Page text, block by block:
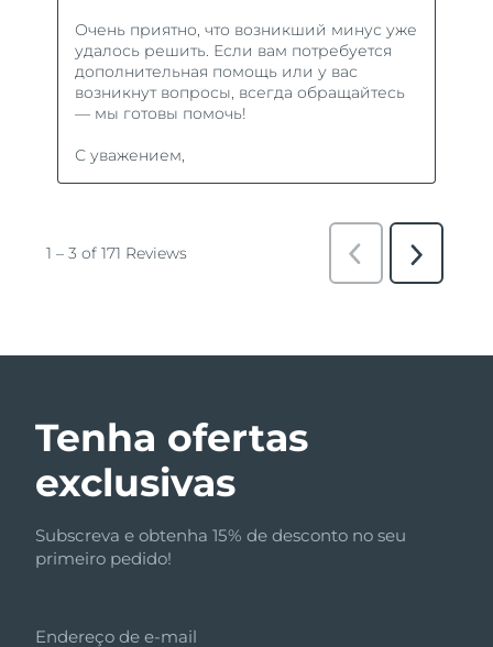
Tenha ofertas
exclusivas
Subscreva e obtenha 15% de desconto no seu
primeiro pedido!
Endereço de e-mail